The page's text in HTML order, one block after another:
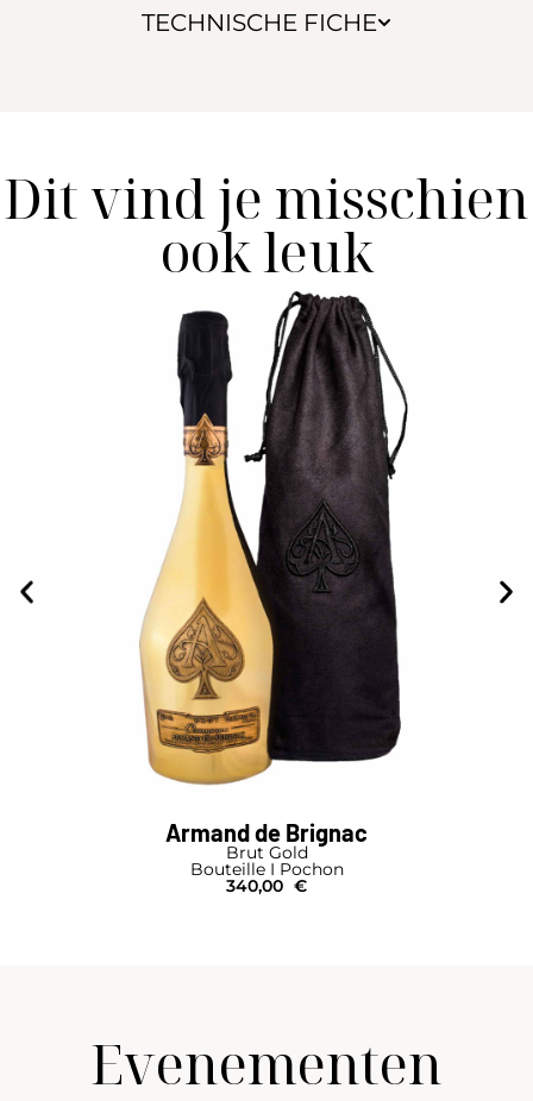
TECHNISCHE FICHE
Dit vind je misschien
ook leuk
Armand de Brignac
Brut Gold
Bouteille I Pochon
340,00 €
Evenementen